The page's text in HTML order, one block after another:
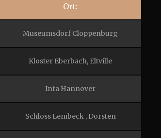
Ort:
Museumsdorf Cloppenburg
Kloster Eberbach, Eltville
Infa Hannover
Schloss Lembeck , Dorsten